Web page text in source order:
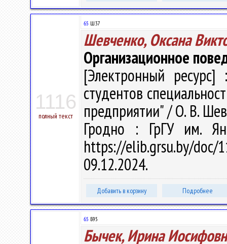
1116
полный текст
65 Ш37
Шевченко, Оксана
Организационное
[Электронный ресурс]
студентов
предприятии" / О. В.
Гродно : ГрГУ им.
https://elib.grsu.by/
09.12.2024.
Добавить в корзину Подробнее
65 Б95
Бычек, Ирина